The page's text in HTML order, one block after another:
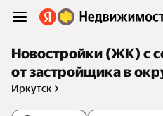
Новостройки (ЖК) с
от застройщика в
Иркутск